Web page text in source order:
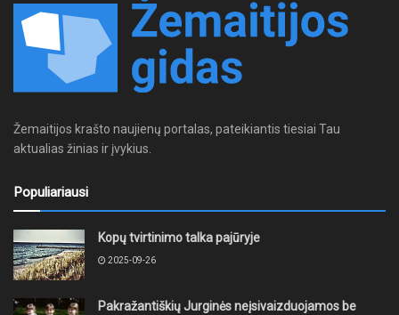
Žemaitijos krašto naujienų portalas, pateikiantis tiesiai Tau
aktualias žinias ir įvykius.
Populiariausi
Kopų tvirtinimo talka pajūryje
2025-09-26
Pakražantiškių Jurginės neįsivaizduojamos be